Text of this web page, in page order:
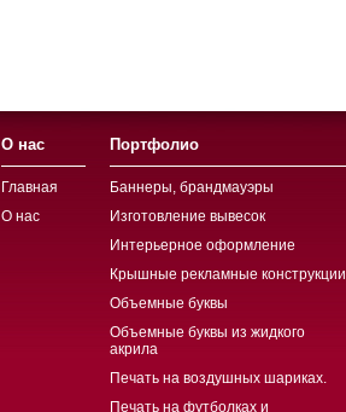
О нас
Главная
О нас
Портфолио
Баннеры, брандмауэры
Изготовление вывесок
Интерьерное оформление
Крышные рекламные конструкции
Объемные буквы
Объемные буквы из жидкого
акрила
Печать на воздушных шариках.
Печать на футболках и